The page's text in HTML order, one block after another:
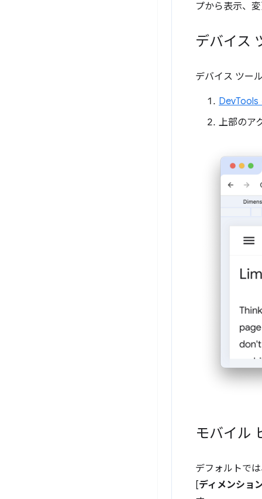
プから表示、
デバイス
デバイス ツー
DevTools
上部のア
モバイル
デフォルトで
[ディメンショ